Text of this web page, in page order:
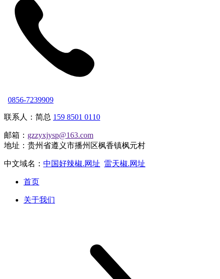
0856-7239909
联系人：简总 159 8501 0110
邮箱： gzzyxjysp@163.com
地址：贵州省遵义市播州区枫香镇枫元村
中文域名： 中国好辣椒.网址 雷天椒.网址
首页
关于我们